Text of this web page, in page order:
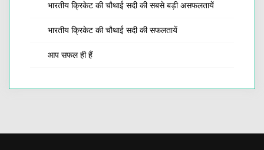
भारतीय क्रिकेट की चौथाई सदी की सबसे बड़ी असफलतायें
भारतीय क्रिकेट की चौथाई सदी की सफलतायें
आप सफल ही हैं